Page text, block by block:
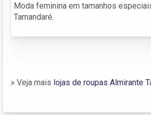
Moda feminina em tamanhos
Tamandaré.
» Veja mais lojas de roupas Almirante